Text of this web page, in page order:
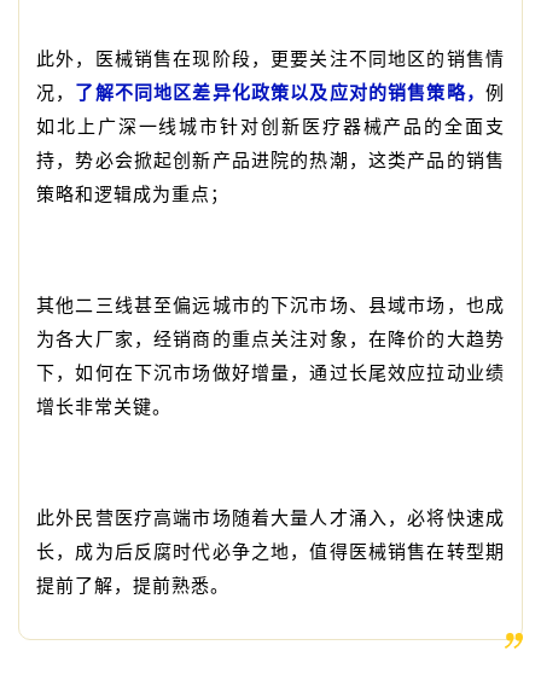
此外，医械销售在现阶段，更要关注不同地区的销售情
况，
了解不同地区差异化政策以及应对的销售策略，例
如北上广深一线城市针对创新医疗器械产品的全面支
持，势必会掀起创新产品进院的热潮，这类产品的销售
策略和逻辑成为重点；
其他二三线甚至偏远城市的下沉市场、县域市场，也成
为各大厂家，经销商的重点关注对象，在降价的大趋势
下，如何在下沉市场做好增量，通过长尾效应拉动业绩
增长非常关键。
此外民营医疗高端市场随着大量人才涌入，必将快速成
长，成为后反腐时代必争之地，值得医械销售在转型期
提前了解，提前熟悉。